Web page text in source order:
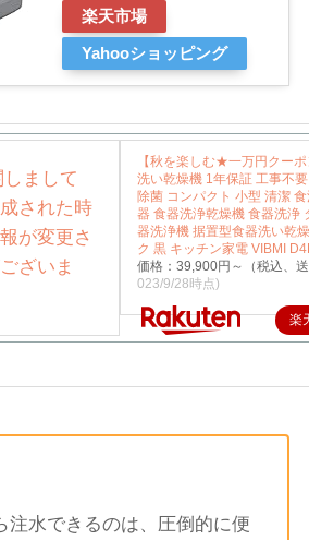
楽天市場
Yahooショッピング
【秋を楽しむ★一万円クー
洗い乾燥機 1年保証 工事不
除菌 コンパクト 小型 清潔
器 食器洗浄乾燥機 食器洗浄
器洗浄機 据置型食器洗い乾
ク 黒 キッチン家電 VIBMI
価格：39,900円～（税込、
023/9/28時点)
楽
注水できるのは、圧倒的に便